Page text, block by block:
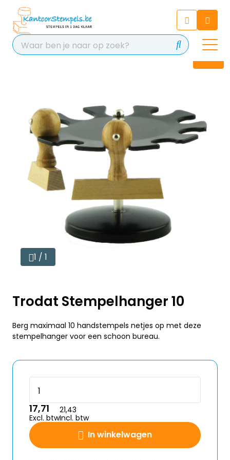
Chat 24/7 met onze chatbot
voor hulp
Contact
1 / 1
Trodat Stempelhanger 10
Berg maximaal 10 handstempels netjes op met deze
stempelhanger voor een schoon bureau.
In winkelwagen
17,71
Excl. btw
21,43
Incl. btw